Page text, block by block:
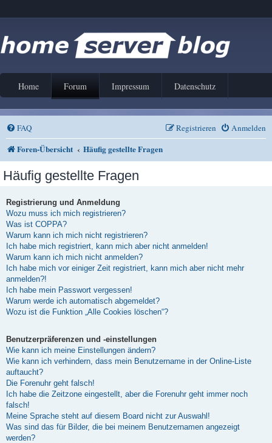
Home Forum Impressum Datenschutz
FAQ Anmelden
Registrieren
Foren-Übersicht Häufig gestellte Fragen
Häufig gestellte Fragen
Registrierung und Anmeldung
Wozu muss ich mich registrieren?
Was ist COPPA?
Warum kann ich mich nicht registrieren?
Ich habe mich registriert, kann mich aber nicht anmelden!
Warum kann ich mich nicht anmelden?
Ich habe mich vor einiger Zeit registriert, kann mich aber nicht mehr
anmelden?!
Ich habe mein Passwort vergessen!
Warum werde ich automatisch abgemeldet?
Wozu ist die Funktion „Alle Cookies löschen“?
Benutzerpräferenzen und -einstellungen
Wie kann ich meine Einstellungen ändern?
Wie kann ich verhindern, dass mein Benutzername in der Online-Liste
auftaucht?
Die Forenuhr geht falsch!
Ich habe die Zeitzone eingestellt, aber die Forenuhr geht immer noch
falsch!
Meine Sprache steht auf diesem Board nicht zur Auswahl!
Was sind das für Bilder, die bei meinem Benutzernamen angezeigt
werden?